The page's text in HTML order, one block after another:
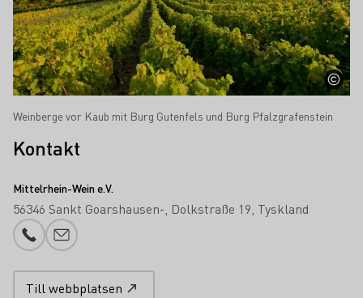
Weinberge vor Kaub mit Burg Gutenfels und Burg Pfalzgrafenstein
Kontakt
Mittelrhein-Wein e.V.
56346 Sankt Goarshausen- Dolkstraße 19 Tyskland
Telefonnummer
Lägg till e-post
Till webbplatsen